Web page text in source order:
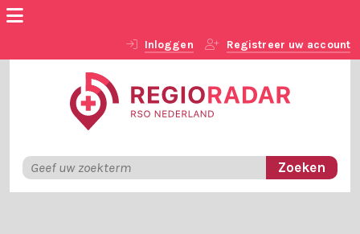
Inloggen Registreer uw account